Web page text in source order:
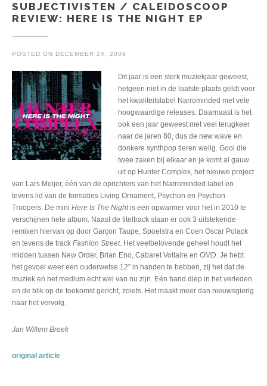
SUBJECTIVISTEN / CALEIDOSCOOP
REVIEW: HERE IS THE NIGHT EP
POSTED ON DECEMBER 24, 2009
Dit jaar is een sterk muziekjaar geweest,
hetgeen niet in de laatste plaats geldt voor
het kwaliteitslabel Narrominded met vele
hoogwaardige releases. Daarnaast is het
ook een jaar geweest met veel terugkeer
naar de jaren 80, dus de new wave en
donkere synthpop tieren welig. Gooi die
twee zaken bij elkaar en je komt al gauw
uit op Hunter Complex, het nieuwe project
van Lars Meijer, één van de oprichters van het Narrominded label en
tevens lid van de formaties Living Ornament, Psychon en Psychon
Troopers. De mini Here Is The Nightis een opwarmer voor het in 2010 te
verschijnen hele album. Naast de titeltrack staan er ook 3 uitstekende
remixen hiervan op door Garçon Taupe, Spoelstra en Coen Oscar Polack
en tevens de track Fashion Street. Het veelbelovende geheel houdt het
midden tussen New Order, Brian Eno, Cabaret Voltaire en OMD. Je hebt
het gevoel weer een ouderwetse 12” in handen te hebben, zij het dat de
muziek en het medium echt wel van nu zijn. Eén hand diep in het verleden
en de blik op de toekomst gericht, zoiets. Het maakt meer dan nieuwsgierig
naar het vervolg.
Jan Willem Broek
original article